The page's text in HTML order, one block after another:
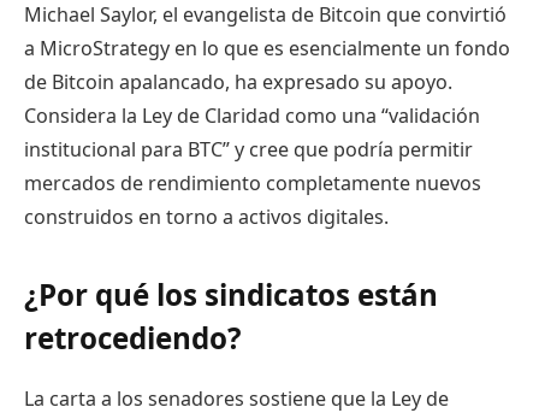
Michael Saylor, el evangelista de Bitcoin que convirtió
a MicroStrategy en lo que es esencialmente un fondo
de Bitcoin apalancado, ha expresado su apoyo.
Considera la Ley de Claridad como una “validación
institucional para BTC” y cree que podría permitir
mercados de rendimiento completamente nuevos
construidos en torno a activos digitales.
¿Por qué los sindicatos están
retrocediendo?
La carta a los senadores sostiene que la Ley de